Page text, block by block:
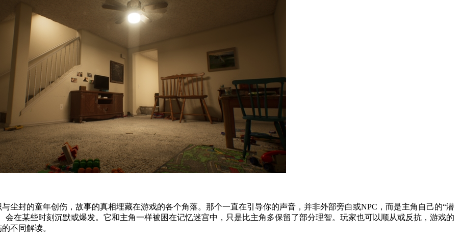
尘封的童年创伤，故事的真相埋藏在游戏的各个角落。那个一直在引导你的声音，并非外部旁白或NPC，而是主角自己的“潜
在某些时刻沉默或爆发。它和主角一样被困在记忆迷宫中，只是比主角多保留了部分理智。玩家也可以顺从或反抗，游戏的
不同解读。